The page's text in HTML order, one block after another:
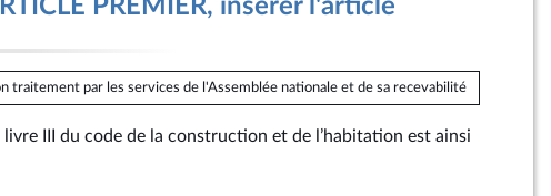
PREMIER, insérer l'article
traitement par les services de l'Assemblée nationale et de sa recevabilité
livre III du code de la construction et de l’habitation est ainsi